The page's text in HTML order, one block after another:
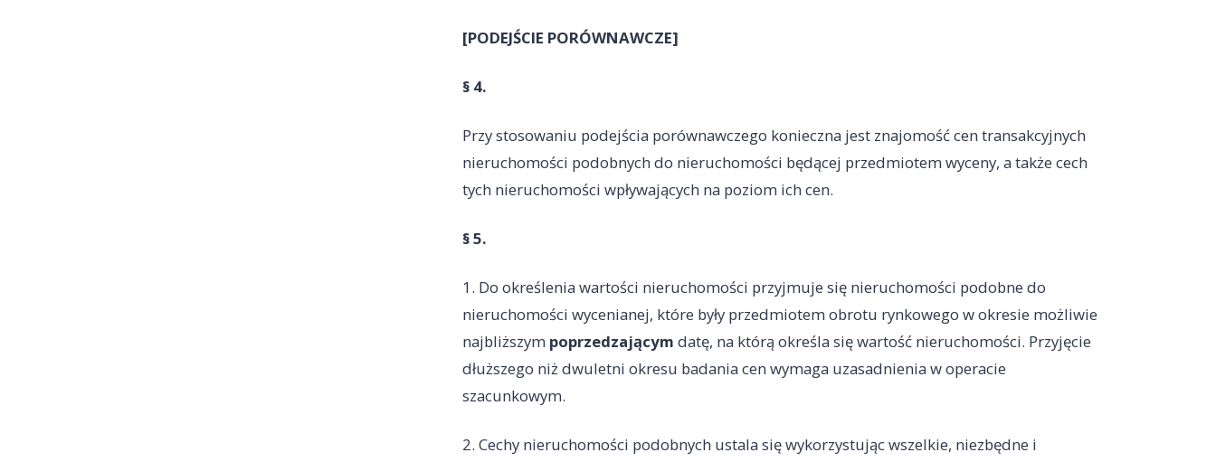
[PODEJŚCIE PORÓWNAWCZE]
§ 4.
Przy stosowaniu podejścia porównawczego konieczna jest znajomość cen transakcyjnych
nieruchomości podobnych do nieruchomości będącej przedmiotem wyceny, a także cech
tych nieruchomości wpływających na poziom ich cen.
§ 5.
1. Do określenia wartości nieruchomości przyjmuje się nieruchomości podobne do
nieruchomości wycenianej, które były przedmiotem obrotu rynkowego w okresie możliwie
najbliższym poprzedzającym datę, na którą określa się wartość nieruchomości. Przyjęcie
dłuższego niż dwuletni okresu badania cen wymaga uzasadnienia w operacie
szacunkowym.
2. Cechy nieruchomości podobnych ustala się wykorzystując wszelkie, niezbędne i